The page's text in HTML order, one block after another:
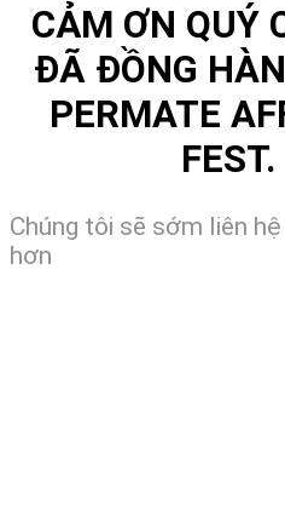
CẢM ƠN QUÝ
ĐÃ ĐỒNG
PERMATE
FEST.
Chúng tôi sẽ sớm liên
hơn